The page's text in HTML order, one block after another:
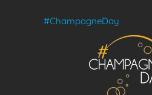
#ChampagneDay